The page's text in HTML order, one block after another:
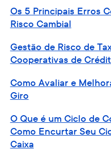
Os 5 Principais Erros
Risco Cambial
Gestão de Risco de
Cooperativas de
Como Avaliar e
Giro
O Que é um Ciclo de
Como Encurtar Seu
Caixa